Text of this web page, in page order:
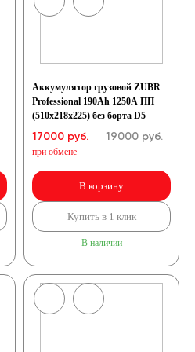
Аккумулятор грузовой ZUBR
Professional 190Ah 1250A ПП
(510х218х225) без борта D5
17000 руб.
при обмене
19000руб.
В корзину
Купить в 1 клик
В наличии